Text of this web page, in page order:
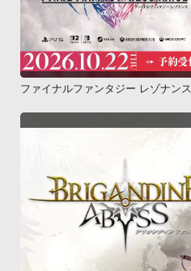
ファイナルファンタジー レゾナンス